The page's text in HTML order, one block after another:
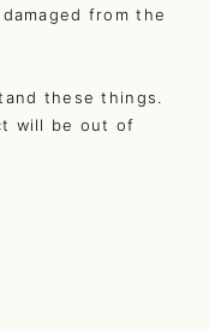
from the
these things.
will be out of